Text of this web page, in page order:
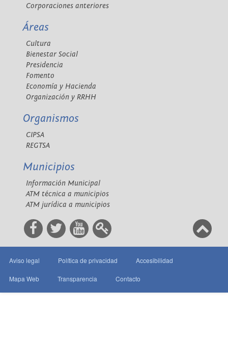
Corporaciones anteriores
Áreas
Cultura
Bienestar Social
Presidencia
Fomento
Economía y Hacienda
Organización y RRHH
Organismos
CIPSA
REGTSA
Municipios
Información Municipal
ATM técnica a municipios
ATM jurídica a municipios
Aviso legal Política de privacidad Accesibilidad
Mapa Web Transparencia Contacto